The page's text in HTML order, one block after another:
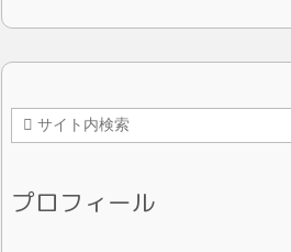
プロフィール